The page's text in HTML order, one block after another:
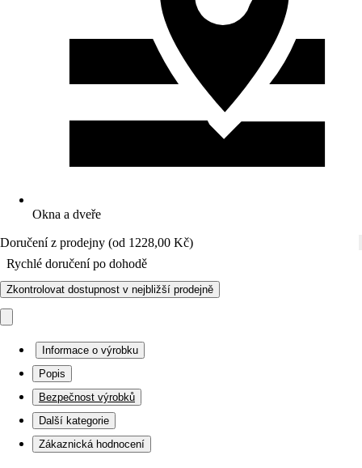
Okna a dveře
Doručení z prodejny (od 1228,00 Kč)
Rychlé doručení po dohodě
Zkontrolovat dostupnost v nejbližší prodejně
Informace o výrobku
Popis
Bezpečnost výrobků
Další kategorie
Zákaznická hodnocení